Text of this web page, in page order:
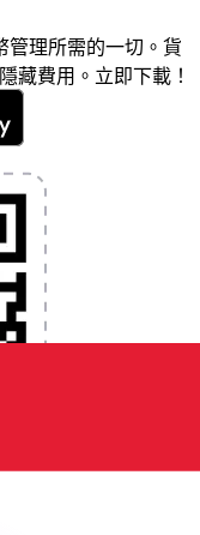
管理所需的一切。貨
藏費用。立即下載！